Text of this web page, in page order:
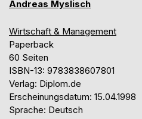
Andreas Myslisch
Wirtschaft & Management
Paperback
60 Seiten
ISBN-13: 9783838607801
Verlag: Diplom.de
Erscheinungsdatum: 15.04.1998
Sprache: Deutsch